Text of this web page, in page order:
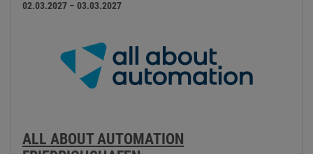
02.03.2027 – 03.03.2027
ALL ABOUT AUTOMATION